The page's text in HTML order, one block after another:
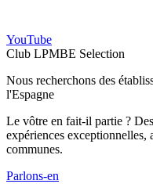
YouTube
Club LPMBE Selection
Nous recherchons des
l'Espagne
Le vôtre en fait-il partie ?
expériences exceptionnelles,
communes.
Parlons-en